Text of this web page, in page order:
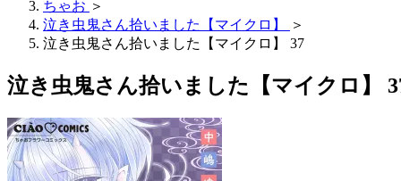
ちゃお ＞
泣き虫鬼さん拾いました【マイクロ】
＞
泣き虫鬼さん拾いました【マイクロ】 37
泣き虫鬼さん拾いました【マイクロ】